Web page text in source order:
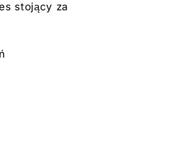
stojący za